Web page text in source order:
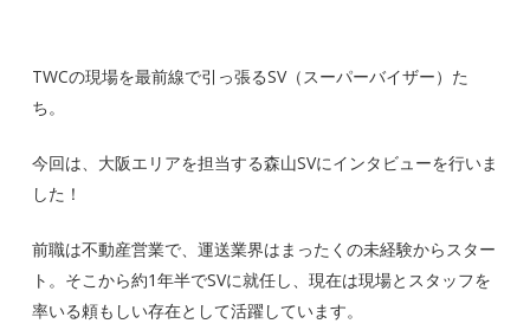
TWCの現場を最前線で引っ張るSV（スーパーバイザー）た
ち。
今回は、大阪エリアを担当する森山SVにインタビューを行いま
した！
前職は不動産営業で、運送業界はまったくの未経験からスター
ト。そこから約1年半でSVに就任し、現在は現場とスタッフを
率いる頼もしい存在として活躍しています。